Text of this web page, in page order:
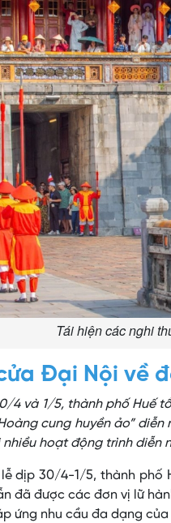
Tái hiện các nghi
Đại Nội về
4 và 1/5, thành phố Huế
cung huyền ảo”
hoạt động trình diễn
dịp 30/4-1/5, thành phố
đã được các đơn vị lữ
ứng nhu cầu đa dạng